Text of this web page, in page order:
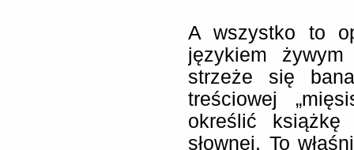
A wszystko to
językiem
strzeże się
treściowej
określić książkę
słownej. To